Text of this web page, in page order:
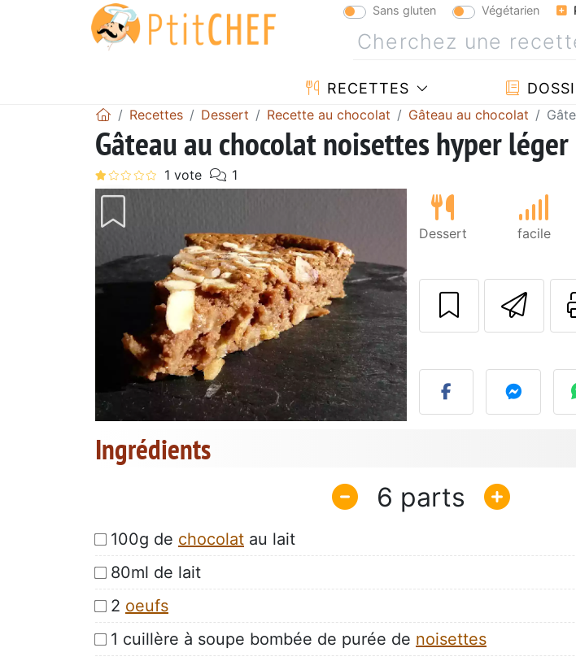
Sans gluten Végétarien
RECETTES
Recettes Dessert Recette au chocolat Gâteau au chocolat
Gâteau au chocolat noisettes hyper léger
Dessert facile
Ingrédients
6
100g de chocolat au lait
80ml de lait
2 oeufs
1 cuillère à soupe bombée de purée de noisettes